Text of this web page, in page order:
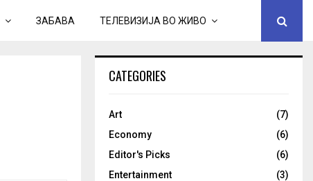
ЗАБАВА ТЕЛЕВИЗИЈА ВО ЖИВО
CATEGORIES
Art
(7)
Economy
(6)
Editor's Picks
(6)
Entertainment
(3)